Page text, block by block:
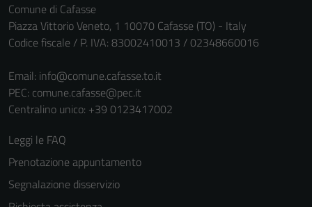
Comune di Cafasse
Piazza Vittorio Veneto, 1 10070 Cafasse (TO) - Italy
Codice fiscale / P. IVA: 83002410013 / 02348660016
Email: info@comune.cafasse.to.it
PEC: comune.cafasse@pec.it
Centralino unico: +39 0123417002
Leggi le FAQ
Prenotazione appuntamento
Segnalazione disservizio
essere
disabilitati.